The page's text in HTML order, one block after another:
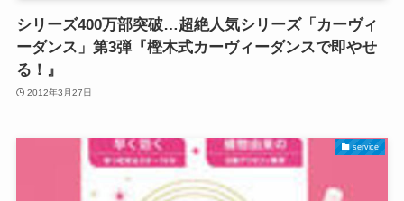
シリーズ400万部突破…超絶人気シリーズ「カーヴィ
ーダンス」第3弾『樫木式カーヴィーダンスで即やせ
る！』
2012年3月27日
service